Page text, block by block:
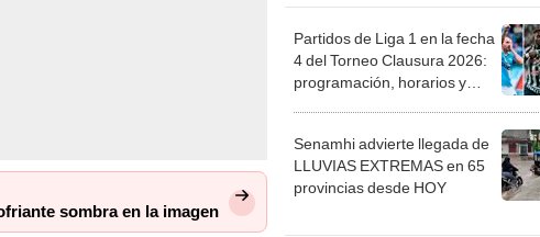
sombra en la imagen
Partidos de Liga 1 en la fecha
4 del Torneo Clausura 2026:
programación, horarios y
Senamhi advierte llegada de
LLUVIAS EXTREMAS en 65
provincias desde HOY